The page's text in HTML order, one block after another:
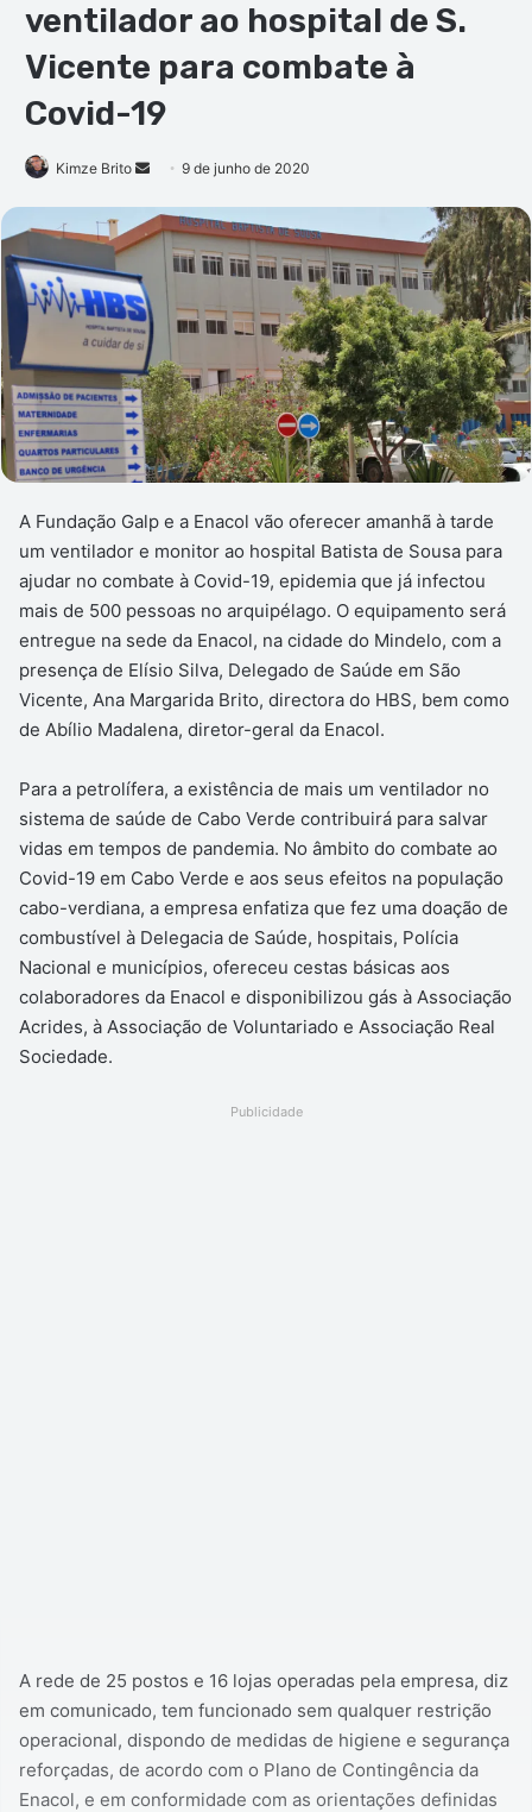
ventilador ao hospital de S.
Vicente para combate à
Covid-19
Kimze Brito
Mande
e-
mail
9 de junho de 2020
A Fundação Galp e a Enacol vão oferecer amanhã à tarde
um ventilador e monitor ao hospital Batista de Sousa para
ajudar no combate à Covid-19, epidemia que já infectou
mais de 500 pessoas no arquipélago. O equipamento será
entregue na sede da Enacol, na cidade do Mindelo, com a
presença de Elísio Silva, Delegado de Saúde em São
Vicente, Ana Margarida Brito, directora do HBS, bem como
de Abílio Madalena, diretor-geral da Enacol.
Para a petrolífera, a existência de mais um ventilador no
sistema de saúde de Cabo Verde contribuirá para salvar
vidas em tempos de pandemia. No âmbito do combate ao
Covid-19 em Cabo Verde e aos seus efeitos na população
cabo-verdiana, a empresa enfatiza que fez uma doação de
combustível à Delegacia de Saúde, hospitais, Polícia
Nacional e municípios, ofereceu cestas básicas aos
colaboradores da Enacol e disponibilizou gás à Associação
Acrides, à Associação de Voluntariado e Associação Real
Sociedade.
Publicidade
A rede de 25 postos e 16 lojas operadas pela empresa, diz
em comunicado, tem funcionado sem qualquer restrição
operacional, dispondo de medidas de higiene e segurança
reforçadas, de acordo com o Plano de Contingência da
Enacol, e em conformidade com as orientações definidas